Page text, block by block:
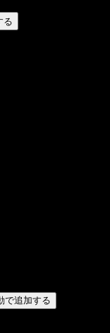
る
で追加する